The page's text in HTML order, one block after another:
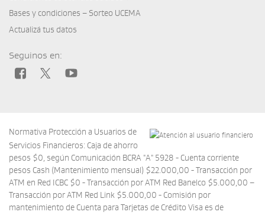
Bases y condiciones – Sorteo UCEMA
Actualizá tus datos
Seguinos en:
Normativa Protección a Usuarios de
Servicios Financieros: Caja de ahorro
pesos $0, según Comunicación BCRA "A" 5928 - Cuenta corriente
pesos Cash (Mantenimiento mensual) $22.000,00 - Transacción por
ATM en Red ICBC $0 - Transacción por ATM Red Banelco $5.000,00 –
Transacción por ATM Red Link $5.000,00 - Comisión por
mantenimiento de Cuenta para Tarjetas de Crédito Visa es de